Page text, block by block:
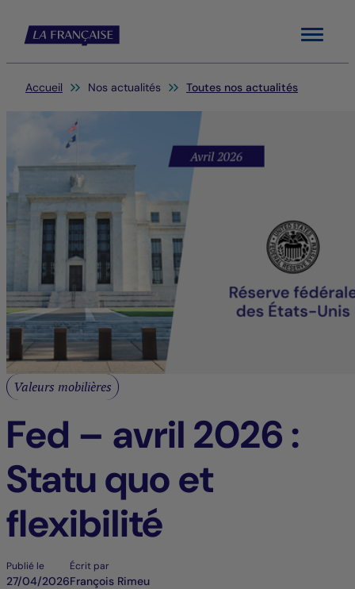
Menu
Vous êtes ici:
Accueil Nos actualités Toutes nos actualités
Valeurs mobilières
Fed – avril 2026 :
Statu quo et
flexibilité
Publié le
27/04/2026
Écrit par
François Rimeu